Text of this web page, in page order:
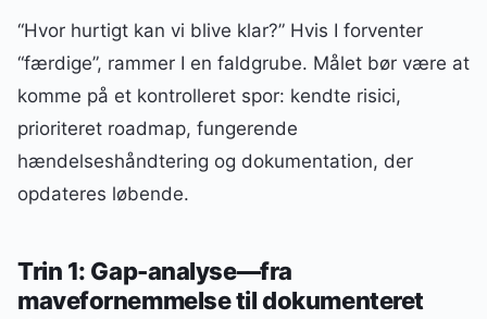
“Hvor hurtigt kan vi blive klar?” Hvis I forventer
“færdige”, rammer I en faldgrube. Målet bør være at
komme på et kontrolleret spor: kendte risici,
prioriteret roadmap, fungerende
hændelseshåndtering og dokumentation, der
opdateres løbende.
Trin 1: Gap-analyse—fra
mavefornemmelse til dokumenteret